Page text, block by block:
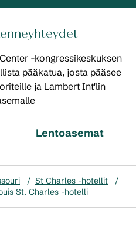
-kongressikeskuksen
pääkatua, josta pääsee
ja Lambert Int'lin
Lentoasemat
/ St Charles -hotellit
/
St. Charles -hotelli